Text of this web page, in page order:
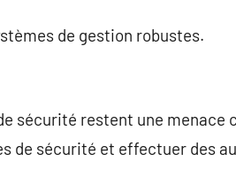
de gestion robustes.
sécurité restent une menace
de sécurité et effectuer des